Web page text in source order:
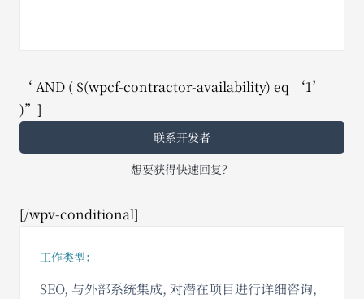
‘ AND ( $(wpcf-contractor-availability) eq ‘1’
)”]
联系开发者
想要获得快速回复？
[/wpv-conditional]
工作类型：
SEO, 与外部系统集成, 对潜在项目进行详细咨询,